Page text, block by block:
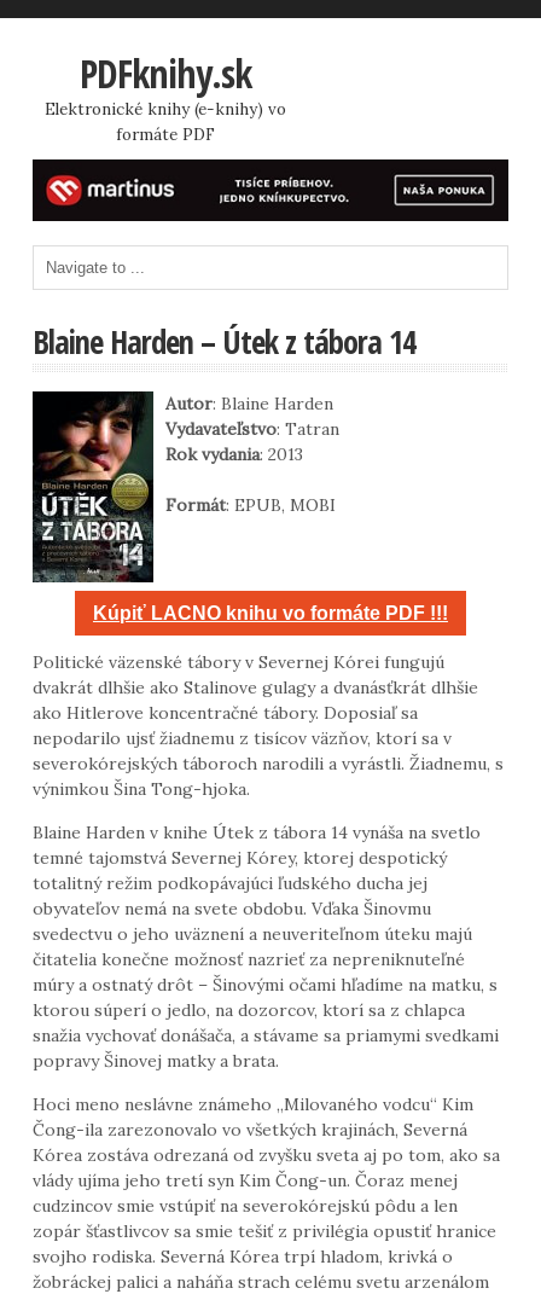
PDFknihy.sk
Elektronické knihy (e-knihy) vo
formáte PDF
Blaine Harden – Útek z tábora 14
Autor: Blaine Harden
Vydavateľstvo: Tatran
Rok vydania: 2013
Formát: EPUB, MOBI
Kúpiť LACNO knihu vo formáte PDF !!!
Politické väzenské tábory v Severnej Kórei fungujú
dvakrát dlhšie ako Stalinove gulagy a dvanásťkrát dlhšie
ako Hitlerove koncentračné tábory. Doposiaľ sa
nepodarilo ujsť žiadnemu z tisícov väzňov, ktorí sa v
severokórejských táboroch narodili a vyrástli. Žiadnemu, s
výnimkou Šina Tong-hjoka.
Blaine Harden v knihe Útek z tábora 14 vynáša na svetlo
temné tajomstvá Severnej Kórey, ktorej despotický
totalitný režim podkopávajúci ľudského ducha jej
obyvateľov nemá na svete obdobu. Vďaka Šinovmu
svedectvu o jeho uväznení a neuveriteľnom úteku majú
čitatelia konečne možnosť nazrieť za nepreniknuteľné
múry a ostnatý drôt – Šinovými očami hľadíme na matku, s
ktorou súperí o jedlo, na dozorcov, ktorí sa z chlapca
snažia vychovať donášača, a stávame sa priamymi svedkami
popravy Šinovej matky a brata.
Hoci meno neslávne známeho „Milovaného vodcu“ Kim
Čong-ila zarezonovalo vo všetkých krajinách, Severná
Kórea zostáva odrezaná od zvyšku sveta aj po tom, ako sa
vlády ujíma jeho tretí syn Kim Čong-un. Čoraz menej
cudzincov smie vstúpiť na severokórejskú pôdu a len
zopár šťastlivcov sa smie tešiť z privilégia opustiť hranice
svojho rodiska. Severná Kórea trpí hladom, krivká o
žobráckej palici a naháňa strach celému svetu arzenálom